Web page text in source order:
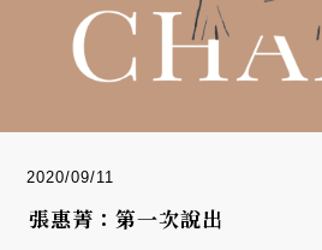
2020/09/11
張惠菁：第一次說出